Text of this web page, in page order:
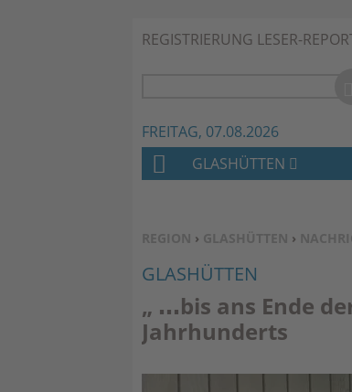
REGISTRIERUNG LESER-
FREITAG, 07.08.2026
SIE BEFINDEN SICH HIER:
REGION › GLASHÜTTEN ›
GLASHÜTTEN
„ …bis ans Ende
Jahrhunderts
H
M
E
GLASHÜTTEN